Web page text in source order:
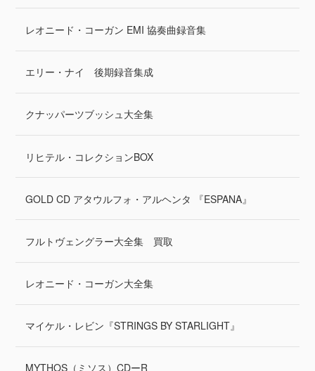
レオニード・コーガン EMI 協奏曲録音集
エリー・ナイ 後期録音集成
クナッパーツブッシュ大全集
リヒテル・コレクションBOX
GOLD CD アタウルフォ・アルヘンタ 『ESPANA』
フルトヴェングラー大全集 買取
レオニード・コーガン大全集
マイケル・レビン『STRINGS BY STARLIGHT』
MYTHOS（ミソス）CDーR